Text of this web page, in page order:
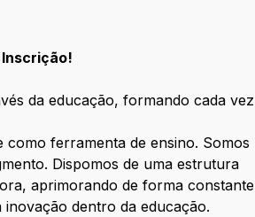
da educação, formando cada vez
ferramenta de ensino. Somos
Dispomos de uma estrutura
aprimorando de forma constante
dentro da educação.